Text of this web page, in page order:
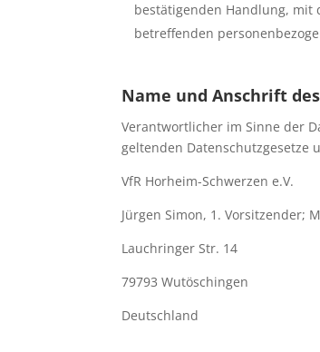
bestätigenden Handlung, mit
betreffenden
Name und Anschrift
Verantwortlicher im Sinne der
geltenden Datenschutzgesetze
VfR Horheim-Schwerzen e.V.
Jürgen Simon, 1. Vorsitzender;
Lauchringer Str. 14
79793 Wutöschingen
Deutschland